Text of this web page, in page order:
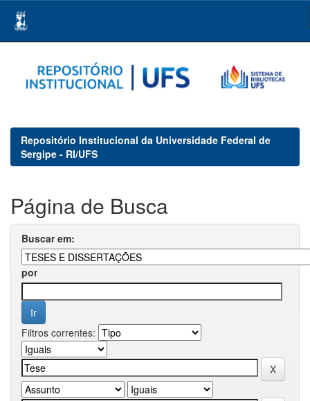
navigation
Repositório Institucional da Universidade Federal de
Sergipe - RI/UFS
Página de Busca
Buscar em:
por
Filtros correntes: